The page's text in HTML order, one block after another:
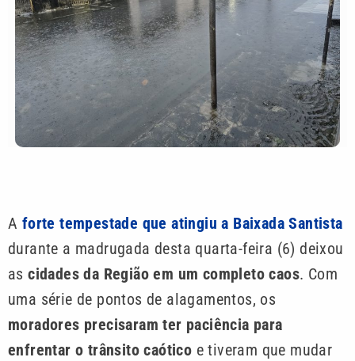
A forte tempestade que atingiu a Baixada Santista
durante a madrugada desta quarta-feira (6) deixou
ascidades da Região em um completo caos. Com
uma série de pontos de alagamentos, os
moradores precisaram ter paciência para
enfrentar o trânsito caótico e tiveram que mudar